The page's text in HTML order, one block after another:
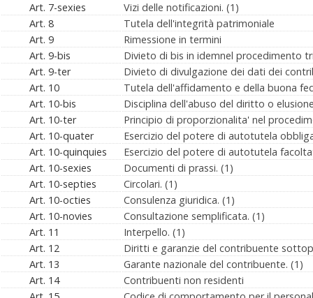
Art. 7-sexies
Vizi delle notificazioni. (1)
Art. 8
Tutela dell'integrità patrimoniale
Art. 9
Rimessione in termini
Art. 9-bis
Divieto di bis in idemnel procedimento
Art. 9-ter
Divieto di divulgazione dei dati dei
Art. 10
Tutela dell'affidamento e della buona
Art. 10-bis
Disciplina dell'abuso del diritto o
Art. 10-ter
Principio di proporzionalita' nel
Art. 10-quater
Esercizio del potere di autotutela
Art. 10-quinquies
Esercizio del potere di autotutela
Art. 10-sexies
Documenti di prassi. (1)
Art. 10-septies
Circolari. (1)
Art. 10-octies
Consulenza giuridica. (1)
Art. 10-novies
Consultazione semplificata. (1)
Art. 11
Interpello. (1)
Art. 12
Diritti e garanzie del contribuente
Art. 13
Garante nazionale del contribuente. (1)
Art. 14
Contribuenti non residenti